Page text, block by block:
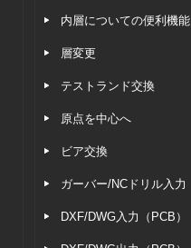
内層についての便利機能
層変更
テストランド交換
原点を中心へ
ビア交換
ガーバー/NCドリル入力
DXF/DWG入力（PCB）